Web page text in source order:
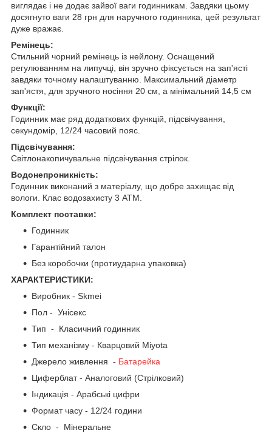
виглядає і не додає зайвої ваги годинникам. Завдяки цьому
досягнуто ваги 28 грн для наручного годинника, цей результат
дуже вражає.
Ремінець:
Стильний чорний ремінець із нейлону. Оснащений
регулюванням на липучці, він зручно фіксується на зап'ясті
завдяки точному налаштуванню. Максимальний діаметр
зап'ястя, для зручного носіння 20 см, а мінімальний 14,5 см
Функції:
Годинник має ряд додаткових функцій, підсвічування,
секундомір, 12/24 часовий пояс.
Підсвічування:
Світлонакопичувальне підсвічування стрілок.
Водонепроникність:
Годинник виконаний з матеріалу, що добре захищає від
вологи. Клас водозахисту 3 ATM.
Комплект поставки:
Годинник
Гарантійний талон
Без коробочки (протиударна упаковка)
ХАРАКТЕРИСТИКИ:
Виробник - Skmei
Пол - Унісекс
Тип - Класичний годинник
Тип механізму - Кварцовий Miyota
Джерело живлення - Батарейка
Циферблат - Аналоговий (Стрілковий)
Індикація - Арабські цифри
Формат часу - 12/24 години
Скло - Мінеральне